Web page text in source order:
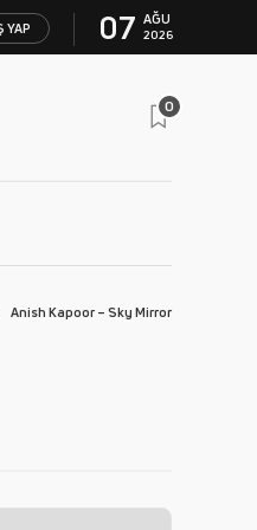
YAP 07 AĞU
2026
0
Anish Kapoor – Sky Mirror